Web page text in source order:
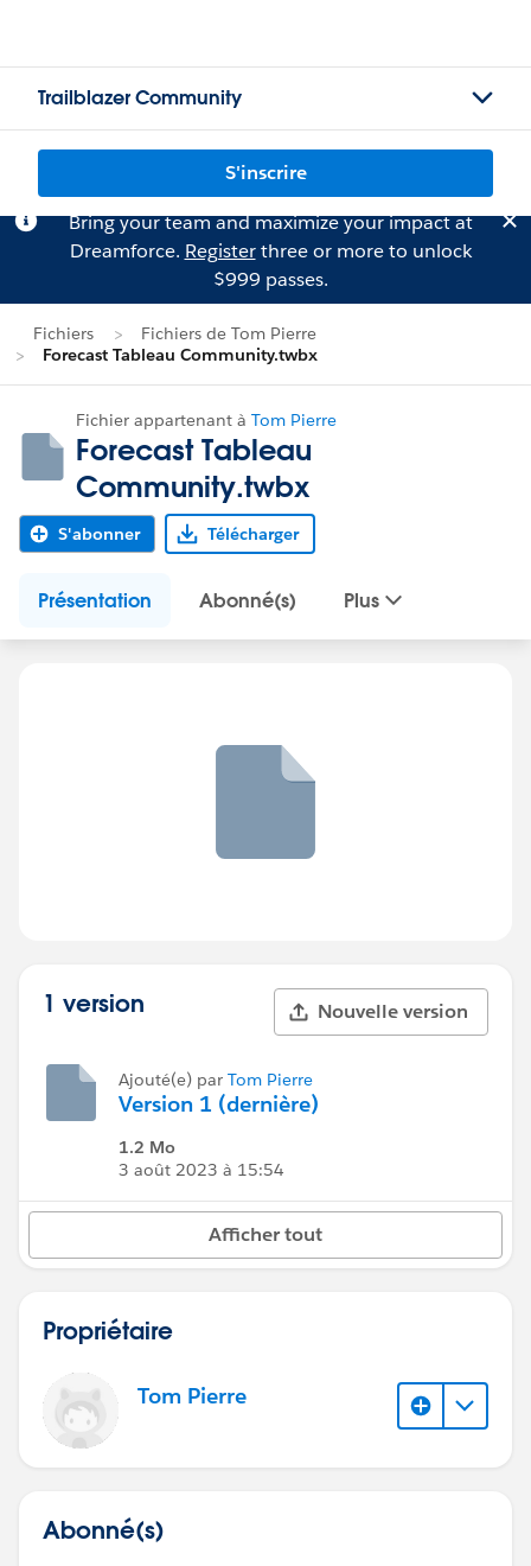
Trailblazer Community
S'inscrire
Bring your team and maximize your impact at
Dreamforce. Registerthree or more to unlock
$999 passes.
Fichiers
Fichiers de Tom Pierre
Forecast Tableau Community.twbx
Fichier appartenant à Tom Pierre
Forecast Tableau
Community.twbx
S'abonner Télécharger
Présentation Abonné(s) Plus
1 version Nouvelle version
Ajouté(e) par Tom Pierre
Version 1 (dernière)
1.2 Mo
3 août 2023 à 15:54
Afficher tout
Propriétaire
Tom Pierre
Abonné(s)